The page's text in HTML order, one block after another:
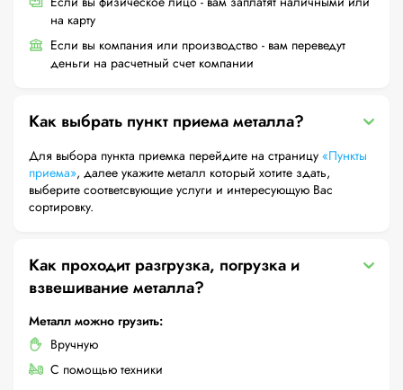
на карту
Если вы компания или производство - вам переведут
деньги на расчетный счет компании
Как выбрать пункт приема металла?
Для выбора пункта приемка перейдите на страницу «Пункты
приема», далее укажите металл который хотите здать,
выберите соответсвующие услуги и интересующую Вас
сортировку.
Как проходит разгрузка, погрузка и
взвешивание металла?
Металл можно грузить:
Вручную
С помощью техники